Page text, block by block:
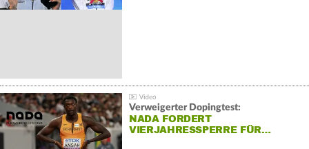
Verweigerter Dopingtest:
NADA FORDERT
VIERJAHRESSPERRE FÜR…